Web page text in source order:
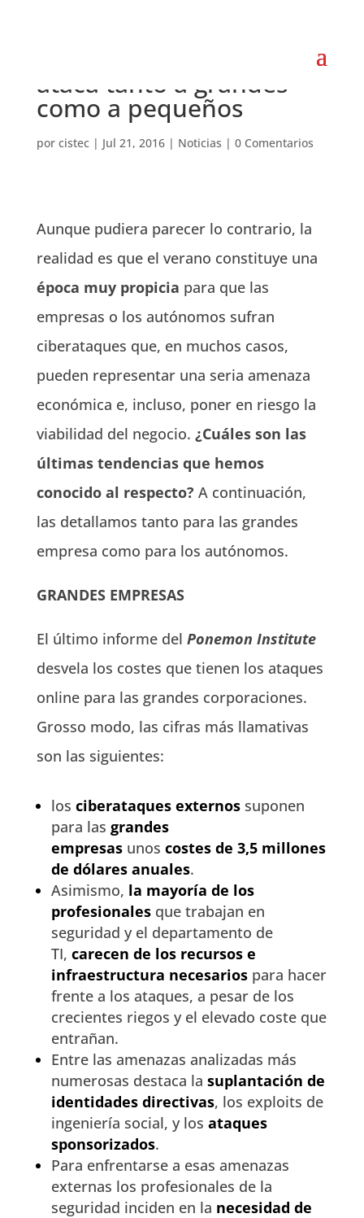
ataca tanto a grandes
como a pequeños
por cistec| Jul 21, 2016| Noticias | 0 Comentarios
Aunque pudiera parecer lo contrario, la
realidad es que el verano constituye una
época muy propicia para que las
empresas o los autónomos sufran
ciberataques que, en muchos casos,
pueden representar una seria amenaza
económica e, incluso, poner en riesgo la
viabilidad del negocio. ¿Cuáles son las
últimas tendencias que hemos
conocido al respecto? A continuación,
las detallamos tanto para las grandes
empresa como para los autónomos.
GRANDES EMPRESAS
El último informe del Ponemon Institute
desvela los costes que tienen los ataques
online para las grandes corporaciones.
Grosso modo, las cifras más llamativas
son las siguientes:
los ciberataques externos suponen
para las grandes
empresasunos costes de 3,5 millones
de dólares anuales.
Asimismo, la mayoría de los
profesionalesque trabajan en
seguridad y el departamento de
TI, carecen de los recursos e
infraestructura necesariospara hacer
frente a los ataques, a pesar de los
crecientes riegos y el elevado coste que
entrañan.
Entre las amenazas analizadas más
numerosas destaca la suplantación de
identidades directivas, los exploits de
ingeniería social, y los ataques
sponsorizados.
Para enfrentarse a esas amenazas
externas los profesionales de la
seguridad inciden en la necesidad de